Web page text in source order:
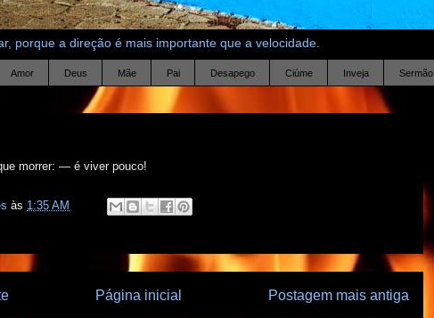
porque a direção é mais importante que a velocidade.
Amor Deus Mãe Pai Desapego Ciúme Inveja Sermão
morrer: — é viver pouco!
às 1:35 AM
Postagem mais antiga
Página inicial